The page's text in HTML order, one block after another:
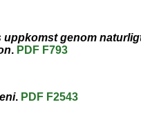
uppkomst genom
. PDF F793
. PDF F2543